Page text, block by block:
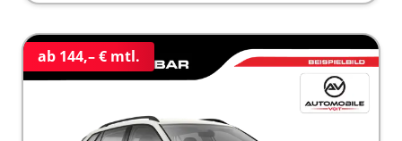
ab 144,– € mtl.